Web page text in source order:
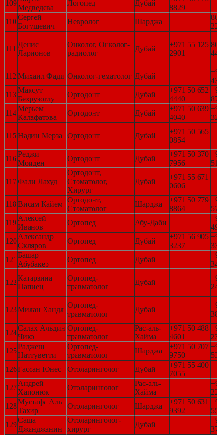
109
Медведева
Логопед Дубай
8829
110
Сергей
Богушевич
Невролог Шарджа
111
Денис
Ларионов
Онколог, Онколог-
радиолог
Дубай
+971 55 125
2901
112 Михаил Фади Онколог-гематолог Дубай
113
Максут
Бехрузоглу
Ортодонт Дубай
+971 50 652
4440
114
Мерьем
Калафатова
Ортодонт Дубай
+971 50 639
4040
115Надин Мерза Ортодонт Дубай
+971 50 565
0854
116
Реджи
Моиден
Ортодонт Дубай
+971 50 370
7956
117Фади Лахуд
Ортодонт,
Стоматолог,
Хирург
Дубай
+971 55 671
0606
118Висам Кайем
Ортодонт,
Стоматолог
Шарджа
+971 50 779
8864
119
Алексей
Иванов
Ортопед Абу-Даби
120
Александр
Скляров
Ортопед Дубай
+971 56 905
3237
121
Башар
Абубакер
Ортопед Дубай
122
Катарзина
Папиец
Ортопед-
травматолог
Дубай
123Милан Хандл
Ортопед-
травматолог
Дубай
124
Салах Альдин
Чико
Ортопед-
травматолог
Рас-аль-
Хайма
+971 50 488
4601
125
Раджеш
Наттуветти
Ортопед-
травматолог
Шарджа
+971 50 707
9750
126Гассан Юнес Отоларинголог Дубай
+971 55 400
7055
127
Андрей
Хапонюк
Отоларинголог
Рас-аль-
Хайма
128
Мустафа Аль
Тахир
Отоларинголог Шарджа
+971 50 631
9392
129
Саша
Джанджанин
Отоларинголог-
хирург
Дубай